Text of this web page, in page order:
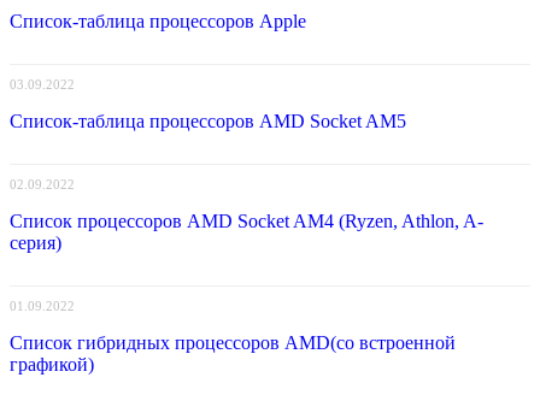
Список-таблица процессоров Apple
03.09.2022
Список-таблица процессоров AMD Socket AM5
02.09.2022
Список процессоров AMD Socket AM4 (Ryzen, Athlon, A-
серия)
01.09.2022
Список гибридных процессоров AMD(со встроенной
графикой)